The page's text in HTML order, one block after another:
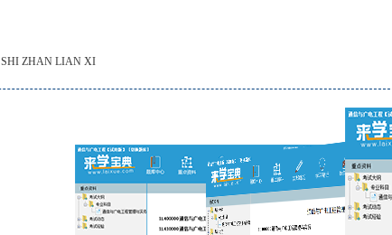
SHI ZHAN LIAN XI